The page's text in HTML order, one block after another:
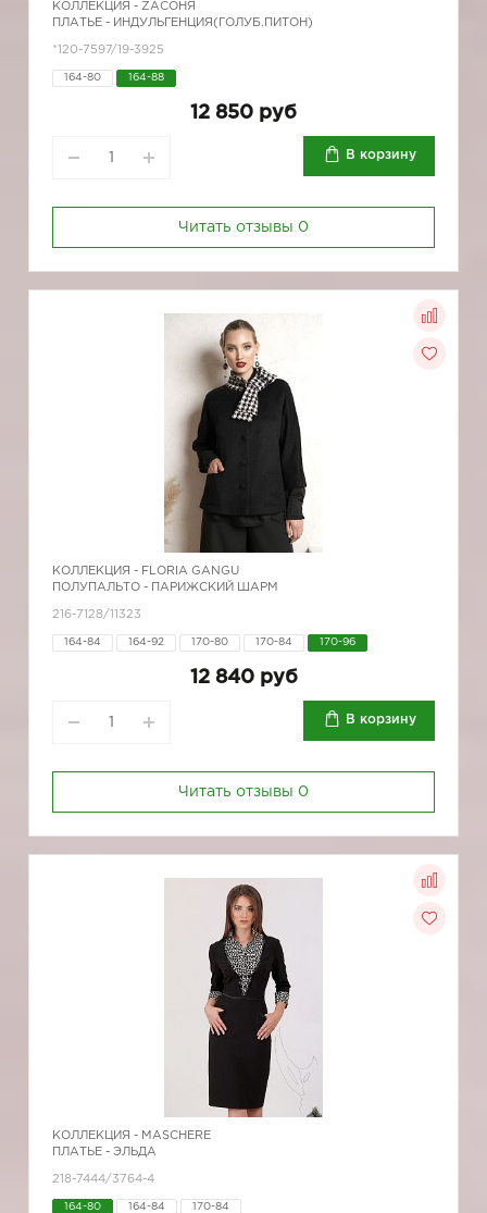
КОЛЛЕКЦИЯ - ZAСОНЯ
ПЛАТЬЕ - ИНДУЛЬГЕНЦИЯ(ГОЛУБ.ПИТОН)
*120-7597/19-3925
164-80 164-88
12 850 руб
В корзину
Читать отзывы 0
КОЛЛЕКЦИЯ - FLORIA GANGU
ПОЛУПАЛЬТО - ПАРИЖСКИЙ ШАРМ
216-7128/11323
164-84 164-92 170-80 170-84 170-96
12 840 руб
В корзину
Читать отзывы 0
КОЛЛЕКЦИЯ - MASCHERE
ПЛАТЬЕ - ЭЛЬДА
218-7444/3764-4
164-80 164-84 170-84